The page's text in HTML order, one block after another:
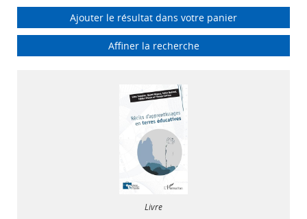
Ajouter le résultat dans votre panier
Affiner la recherche
Livre